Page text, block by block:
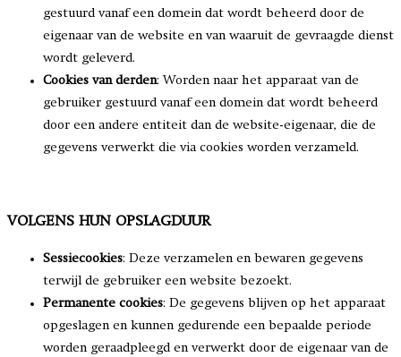
gestuurd vanaf een domein dat wordt beheerd door de
eigenaar van de website en van waaruit de gevraagde dienst
wordt geleverd.
Cookies van derden: Worden naar het apparaat van de
gebruiker gestuurd vanaf een domein dat wordt beheerd
door een andere entiteit dan de website-eigenaar, die de
gegevens verwerkt die via cookies worden verzameld.
VOLGENS HUN OPSLAGDUUR
Sessiecookies: Deze verzamelen en bewaren gegevens
terwijl de gebruiker een website bezoekt.
Permanente cookies: De gegevens blijven op het apparaat
opgeslagen en kunnen gedurende een bepaalde periode
worden geraadpleegd en verwerkt door de eigenaar van de